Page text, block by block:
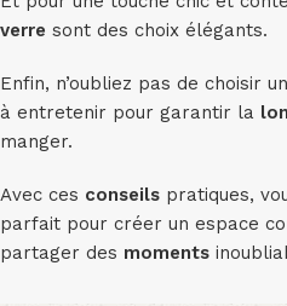
verre sont des choix élégants.
Enfin, n’oubliez pas de choisir un
à entretenir pour garantir la
manger.
Avec ces conseils pratiques,
parfait pour créer un espace
partager des moments